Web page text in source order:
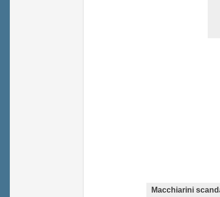
Macchiarini